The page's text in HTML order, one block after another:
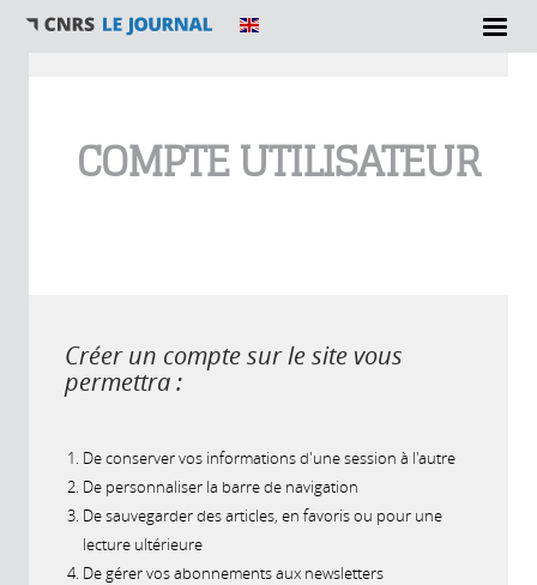
COMPTE UTILISATEUR
Créer un compte sur le site vous
permettra :
De conserver vos informations d'une session à l'autre
De personnaliser la barre de navigation
De sauvegarder des articles, en favoris ou pour une
lecture ultérieure
De gérer vos abonnements aux newsletters